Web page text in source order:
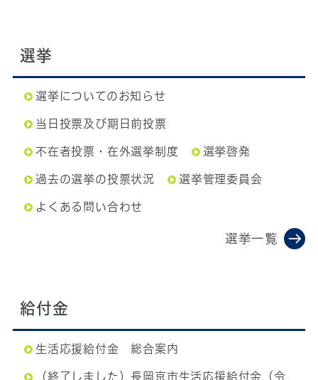
選挙
選挙についてのお知らせ
当日投票及び期日前投票
不在者投票・在外選挙制度 選挙啓発
過去の選挙の投票状況 選挙管理委員会
よくある問い合わせ
選挙一覧
給付金
生活応援給付金 総合案内
（終了しました）長岡京市生活応援給付金（令